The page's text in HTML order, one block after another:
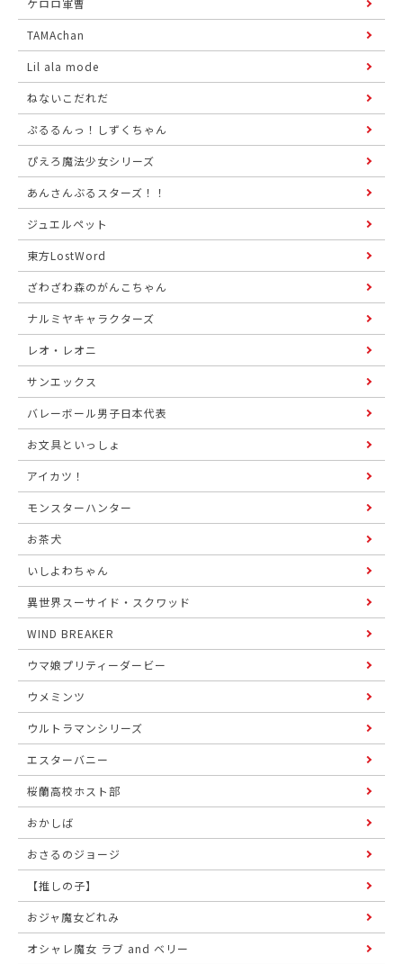
ケロロ軍曹
TAMAchan
Lil ala mode
ねないこだれだ
ぷるるんっ！しずくちゃん
ぴえろ魔法少女シリーズ
あんさんぶるスターズ！！
ジュエルペット
東方LostWord
ざわざわ森のがんこちゃん
ナルミヤキャラクターズ
レオ・レオニ
サンエックス
バレーボール男子日本代表
お文具といっしょ
アイカツ！
モンスターハンター
お茶犬
いしよわちゃん
異世界スーサイド・スクワッド
WIND BREAKER
ウマ娘プリティーダービー
ウメミンツ
ウルトラマンシリーズ
エスターバニー
桜蘭高校ホスト部
おかしば
おさるのジョージ
【推しの子】
おジャ魔女どれみ
オシャレ魔女 ラブ and ベリー